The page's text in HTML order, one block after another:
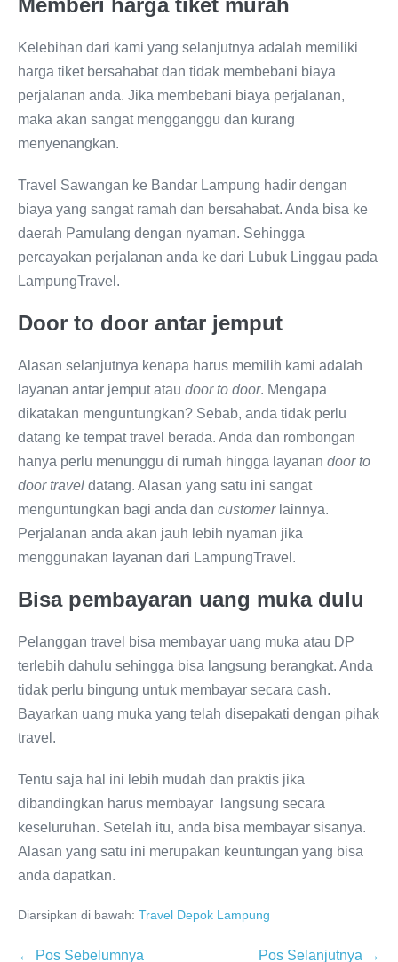
Memberi harga tiket murah
Kelebihan dari kami yang selanjutnya adalah memiliki
harga tiket bersahabat dan tidak membebani biaya
perjalanan anda. Jika membebani biaya perjalanan,
maka akan sangat mengganggu dan kurang
menyenangkan.
Travel Sawangan ke Bandar Lampung hadir dengan
biaya yang sangat ramah dan bersahabat. Anda bisa ke
daerah Pamulang dengan nyaman. Sehingga
percayakan perjalanan anda ke dari Lubuk Linggau pada
LampungTravel.
Door to door antar jemput
Alasan selanjutnya kenapa harus memilih kami adalah
layanan antar jemput atau door to door. Mengapa
dikatakan menguntungkan? Sebab, anda tidak perlu
datang ke tempat travel berada. Anda dan rombongan
hanya perlu menunggu di rumah hingga layanan door to
door travel datang. Alasan yang satu ini sangat
menguntungkan bagi anda dan customerlainnya.
Perjalanan anda akan jauh lebih nyaman jika
menggunakan layanan dari LampungTravel.
Bisa pembayaran uang muka dulu
Pelanggan travel bisa membayar uang muka atau DP
terlebih dahulu sehingga bisa langsung berangkat. Anda
tidak perlu bingung untuk membayar secara cash.
Bayarkan uang muka yang telah disepakati dengan pihak
travel.
Tentu saja hal ini lebih mudah dan praktis jika
dibandingkan harus membayar langsung secara
keseluruhan. Setelah itu, anda bisa membayar sisanya.
Alasan yang satu ini merupakan keuntungan yang bisa
anda dapatkan.
Diarsipkan di bawah: Travel Depok Lampung
← Pos Sebelumnya Pos Selanjutnya →